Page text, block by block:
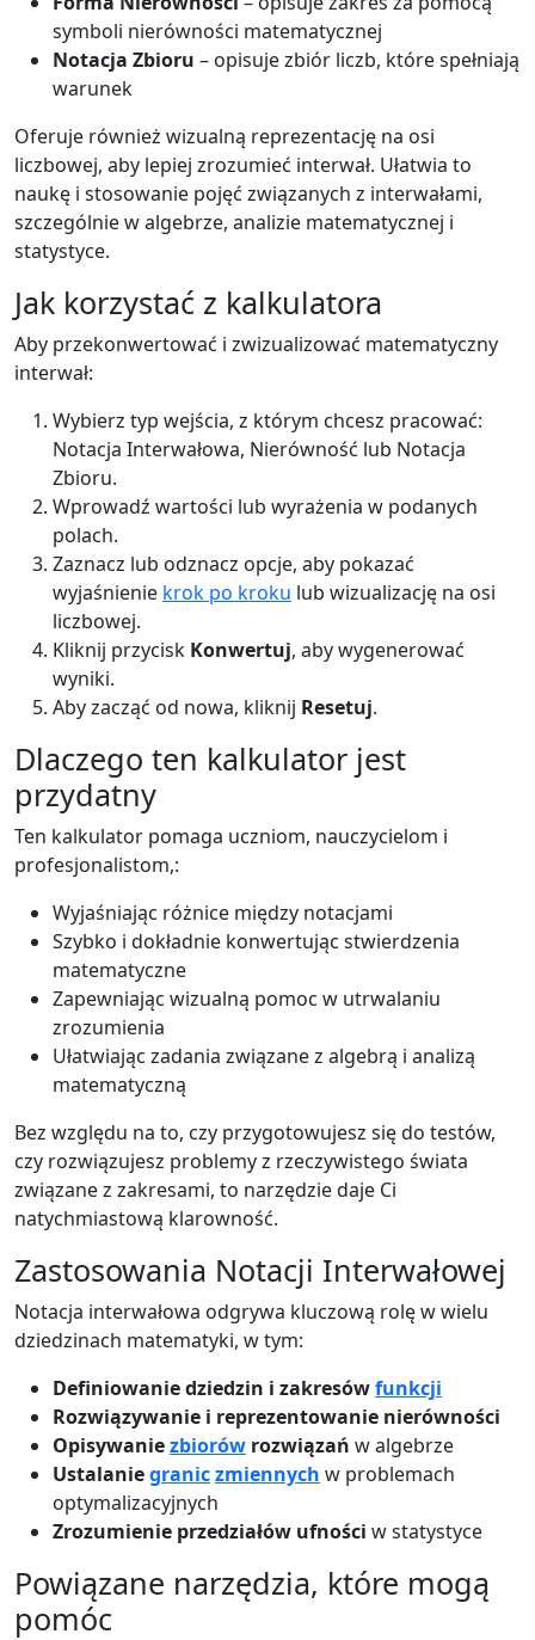
symboli nierówności matematycznej
Notacja Zbioru – opisuje zbiór liczb, które spełniają
warunek
Oferuje również wizualną reprezentację na osi
liczbowej, aby lepiej zrozumieć interwał. Ułatwia to
naukę i stosowanie pojęć związanych z interwałami,
szczególnie w algebrze, analizie matematycznej i
statystyce.
Jak korzystać z kalkulatora
Aby przekonwertować i zwizualizować matematyczny
interwał:
Wybierz typ wejścia, z którym chcesz pracować:
Notacja Interwałowa, Nierówność lub Notacja
Zbioru.
Wprowadź wartości lub wyrażenia w podanych
polach.
Zaznacz lub odznacz opcje, aby pokazać
wyjaśnienie krok po kroku lub wizualizację na osi
liczbowej.
Kliknij przycisk Konwertuj, aby wygenerować
wyniki.
Aby zacząć od nowa, kliknij Resetuj.
Dlaczego ten kalkulator jest
przydatny
Ten kalkulator pomaga uczniom, nauczycielom i
profesjonalistom,:
Wyjaśniając różnice między notacjami
Szybko i dokładnie konwertując stwierdzenia
matematyczne
Zapewniając wizualną pomoc w utrwalaniu
zrozumienia
Ułatwiając zadania związane z algebrą i analizą
matematyczną
Bez względu na to, czy przygotowujesz się do testów,
czy rozwiązujesz problemy z rzeczywistego świata
związane z zakresami, to narzędzie daje Ci
natychmiastową klarowność.
Zastosowania Notacji Interwałowej
Notacja interwałowa odgrywa kluczową rolę w wielu
dziedzinach matematyki, w tym:
Definiowanie dziedzin i zakresówfunkcji
Rozwiązywanie i reprezentowanie nierówności
Opisywaniezbiorów rozwiązań w algebrze
Ustalaniegraniczmiennych w problemach
optymalizacyjnych
Zrozumienie przedziałów ufności w statystyce
Powiązane narzędzia, które mogą
pomóc